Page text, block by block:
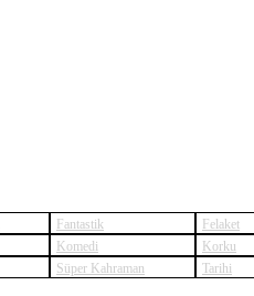
Fantastik
Felaket
Komedi
Korku
Süper Kahraman
Tarihi